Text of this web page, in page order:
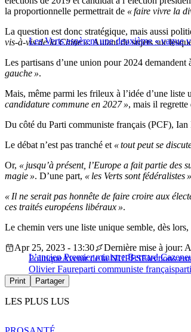
la proportionnelle permettrait de « faire vivre la
Les Verts espèrent une deuxième « vague
La question est donc stratégique, mais aussi
vis-à-vis de la Chine ». Autant de sujets sur
Les partisans d’une union pour 2024
gauche ».
Mais, même parmi les frileux à l’idée d’une liste
candidature commune en 2027 », mais il
Du côté du Parti communiste français (PCF),
Le débat n’est pas tranché et « tout peut se
Or, « jusqu’à présent, l’Europe a fait partie des
magie ». D’une part, « les Verts sont fédéralistes »
« Il ne serait pas honnête de faire croire aux
ces traités européens libéraux ».
Le chemin vers une liste unique semble, dès
L’ancien Premier ministre Bernard
Apr 25, 2023 - 13:30
Dernière mise à jour:
PolitiqueAvenir de la NUPESElections
Olivier Faureparti communiste français
Print Partager
LES PLUS LUS